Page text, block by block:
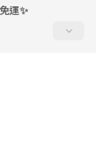
運✨